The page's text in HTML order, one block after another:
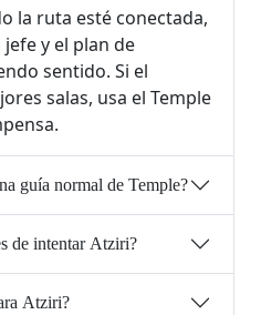
la ruta esté conectada,
y el plan de
sentido. Si el
salas, usa el Temple
guía normal de Temple?
de intentar Atziri?
Atziri?